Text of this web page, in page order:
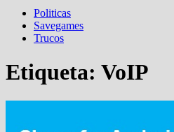
Politicas
Savegames
Trucos
Etiqueta: VoIP